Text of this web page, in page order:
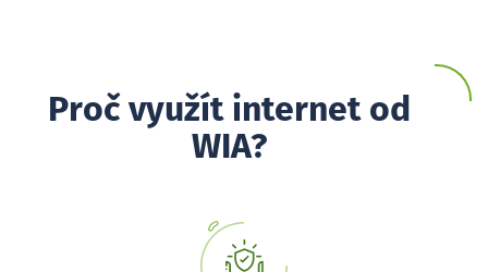
Proč využít internet od
WIA?